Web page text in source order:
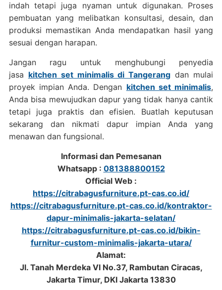
indah tetapi juga nyaman untuk digunakan. Proses
pembuatan yang melibatkan konsultasi, desain, dan
produksi memastikan Anda mendapatkan hasil yang
sesuai dengan harapan.
Jangan ragu untuk menghubungi penyedia
jasa kitchen set minimalis di Tangerang dan mulai
proyek impian Anda. Dengan kitchen set minimalis,
Anda bisa mewujudkan dapur yang tidak hanya cantik
tetapi juga praktis dan efisien. Buatlah keputusan
sekarang dan nikmati dapur impian Anda yang
menawan dan fungsional.
Informasi dan Pemesanan
Whatsapp : 081388800152
Official Web :
https://citrabagusfurniture.pt-cas.co.id/
https://citrabagusfurniture.pt-cas.co.id/kontraktor-
dapur-minimalis-jakarta-selatan/
https://citrabagusfurniture.pt-cas.co.id/bikin-
furnitur-custom-minimalis-jakarta-utara/
Alamat:
Jl. Tanah Merdeka VI No.37, Rambutan Ciracas,
Jakarta Timur, DKI Jakarta 13830